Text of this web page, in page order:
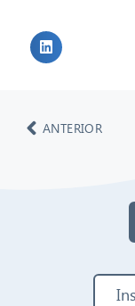
ANTERIOR